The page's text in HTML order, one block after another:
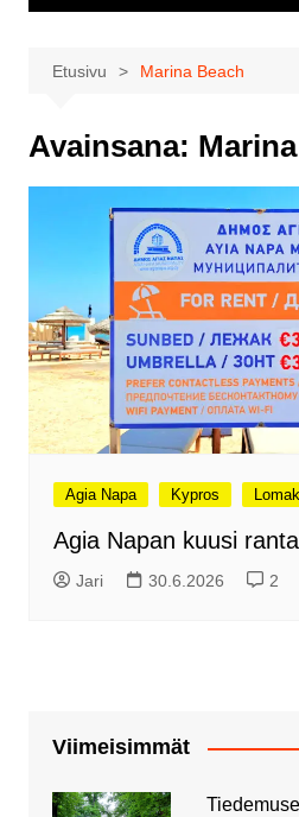
Etusivu Marina Beach
Avainsana:
Agia Napa Kypros
Agia Napan kuusi
Jari 30.6.2026 2
Viimeisimmät